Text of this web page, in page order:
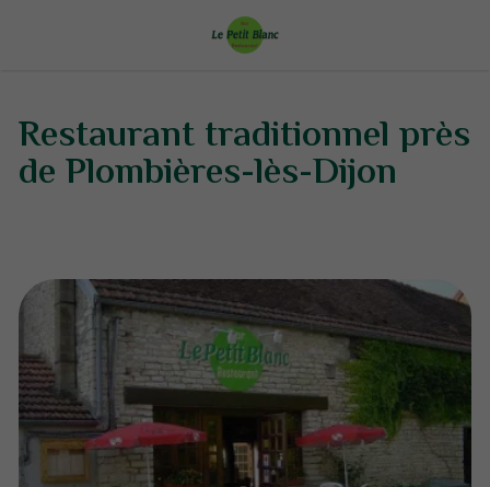
Restaurant traditionnel près
de Plombières-lès-Dijon